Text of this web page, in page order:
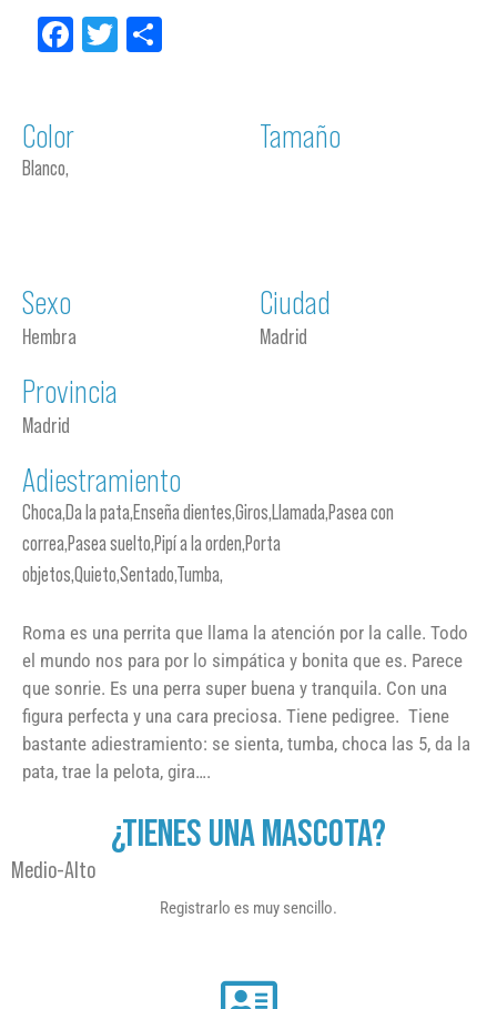
Facebook
Twitter
Color
Blanco,
Tamaño
Sexo
Hembra
Ciudad
Madrid
Provincia
Madrid
Adiestramiento
Choca,Da la pata,Enseña dientes,Giros,Llamada,Pasea con
correa,Pasea suelto,Pipí a la orden,Porta
objetos,Quieto,Sentado,Tumba,
Roma es una perrita que llama la atención por la calle. Todo
el mundo nos para por lo simpática y bonita que es. Parece
que sonrie. Es una perra super buena y tranquila. Con una
figura perfecta y una cara preciosa. Tiene pedigree. Tiene
bastante adiestramiento: se sienta, tumba, choca las 5, da la
pata, trae la pelota, gira….
¿TIENES UNA MASCOTA?
Medio-Alto
Registrarlo es muy sencillo.